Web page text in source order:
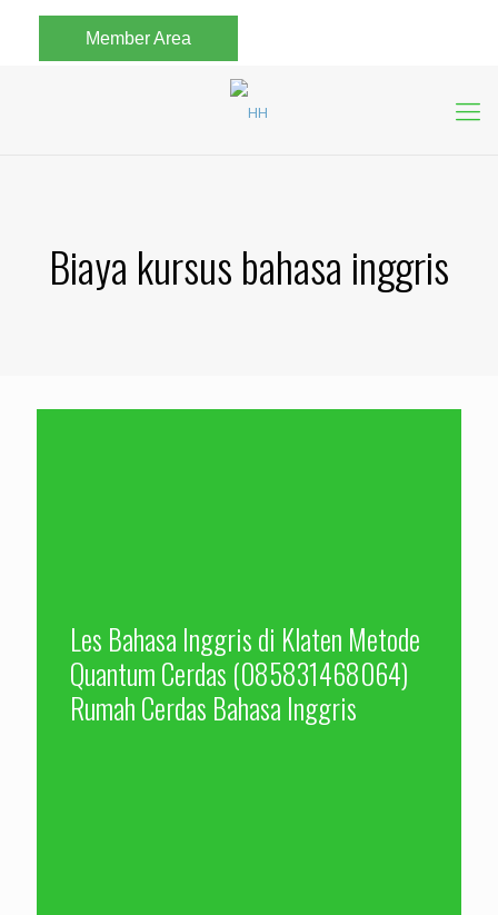
Member Area
Biaya kursus bahasa inggris
Les Bahasa Inggris di Klaten Metode
Quantum Cerdas (085831468064)
Rumah Cerdas Bahasa Inggris